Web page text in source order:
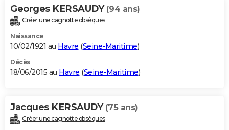
Georges KERSAUDY (94 ans)
Créer une cagnotte obsèques
Naissance
10/02/1921 au Havre (Seine-Maritime)
Décès
18/06/2015 au Havre (Seine-Maritime)
Jacques KERSAUDY (75 ans)
Créer une cagnotte obsèques